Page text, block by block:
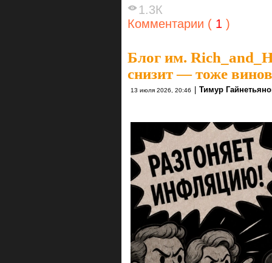
1.3К
Комментарии ( 1 )
Блог им.
снизит — тоже
13 июля 2026, 20:46 Тимур